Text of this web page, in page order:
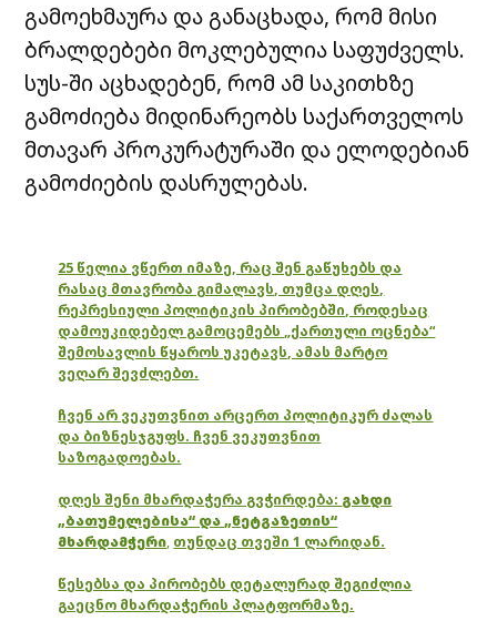
გამოეხმაურა და განაცხადა, რომ მისი
ბრალდებები მოკლებულია საფუძველს.
სუს-ში აცხადებენ, რომ ამ საკითხზე
გამოძიება მიდინარეობს საქართველოს
მთავარ პროკურატურაში და ელოდებიან
გამოძიების დასრულებას.
25 წელია ვწერთ იმაზე, რაც შენ გაწუხებს და
რასაც მთავრობა გიმალავს, თუმცა დღეს,
რეპრესიული პოლიტიკის პირობებში, როდესაც
დამოუკიდებელ გამოცემებს „ქართული ოცნება“
შემოსავლის წყაროს უკეტავს, ამას მარტო
ვეღარ შევძლებთ.
ჩვენ არ ვეკუთვნით არცერთ პოლიტიკურ ძალას
და ბიზნესჯგუფს. ჩვენ ვეკუთვნით
საზოგადოებას.
დღეს შენი მხარდაჭერა გვჭირდება: გახდი
„ბათუმელებისა“ და „ნეტგაზეთის“
მხარდამჭერი, თუნდაც თვეში 1 ლარიდან.
წესებსა და პირობებს დეტალურად შეგიძლია
გაეცნო მხარდაჭერის პლატფორმაზე.